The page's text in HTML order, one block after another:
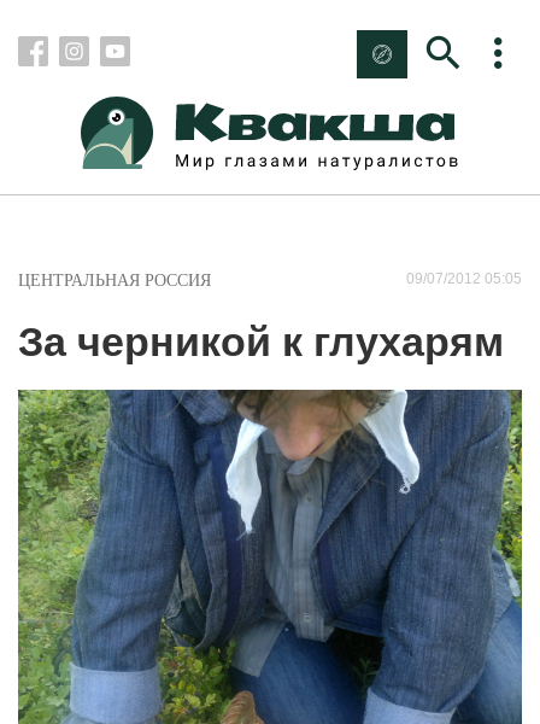
ЦЕНТРАЛЬНАЯ РОССИЯ 09/07/2012 05:05
За черникой к глухарям